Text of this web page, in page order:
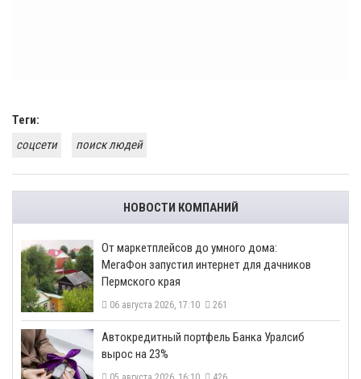
Теги:
соцсети
поиск людей
НОВОСТИ КОМПАНИЙ
От маркетплейсов до умного дома:
МегаФон запустил интернет для дачников
Пермского края
06 августа 2026, 17:10 261
​Автокредитный портфель Банка Уралсиб
вырос на 23%